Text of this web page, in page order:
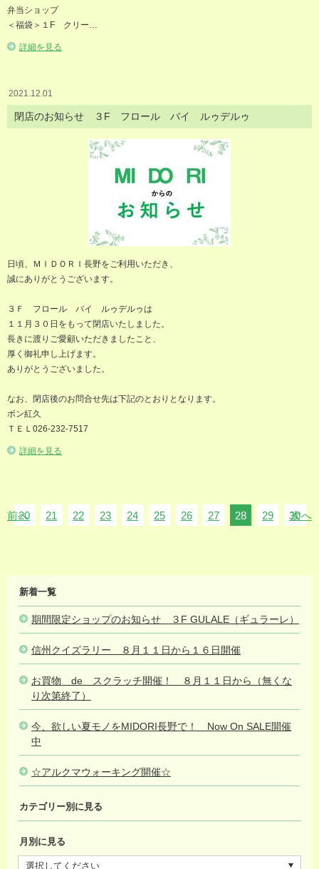
弁当ショップ
＜福袋＞１F クリー…
詳細を見る
2021.12.01
閉店のお知らせ ３F フロール バイ ルゥデルゥ
日頃、ＭＩＤＯＲＩ長野をご利用いただき、
誠にありがとうございます。
３Ｆ フロール バイ ルゥデルゥは
１１月３０日をもって閉店いたしました。
長きに渡りご愛顧いただきましたこと、
厚く御礼申し上げます。
ありがとうございました。
なお、閉店後のお問合せ先は下記のとおりとなります。
ボン紅久
ＴＥＬ026-232-7517
詳細を見る
前へ
20 21 22 23 24 25 26 27 28 29 30
次へ
MIDORI
NEWS
新着一覧
期間限定ショップのお知らせ ３F GULALE（ギュラーレ）
信州クイズラリー ８月１１日から１６日開催
お買物 de スクラッチ開催！ ８月１１日から（無くな
り次第終了）
今、欲しい夏モノをMIDORI長野で！ Now On SALE開催
中
☆アルクマウォーキング開催☆
カテゴリー別に見る
月別に見る